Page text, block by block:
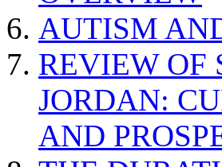
AUTISM
REVIEW OF
JORDAN:
AND